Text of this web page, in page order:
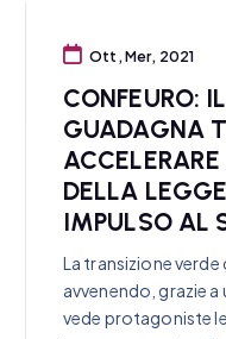
Ott, Mer, 2021
CONFEURO:
GUADAGNA
DELLA
IMPULSO AL
La transizione
avvenendo, grazie
vede protagoniste